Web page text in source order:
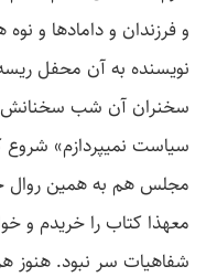
و فرزندان و دامادها و
نویسنده به آن محفل
سخنران آن شب سخنانش
سیاست نمی­پردازم»
مجلس هم به همین روال
مع­هذا کتاب را خریدم و
شفاهیات سر نبود. هنوز